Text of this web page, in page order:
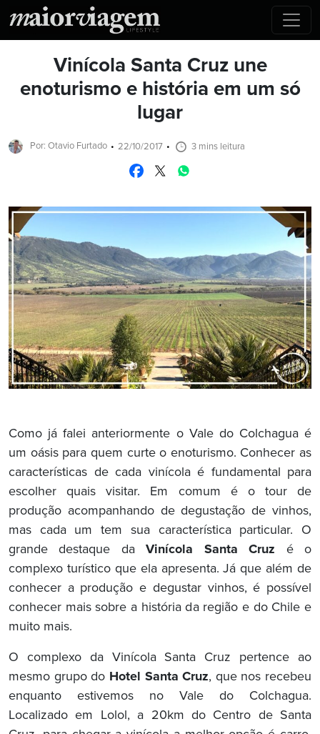
Vinícola Santa Cruz une
enoturismo e história em um só
lugar
Por: Otavio Furtado 22/10/2017 3 mins leitura
Como já falei anteriormente o Vale do Colchagua é
um oásis para quem curte o enoturismo. Conhecer as
características de cada vinícola é fundamental para
escolher quais visitar. Em comum é o tour de
produção acompanhando de degustação de vinhos,
mas cada um tem sua característica particular. O
grande destaque daVinícola Santa Cruz é o
complexo turístico que ela apresenta. Já que além de
conhecer a produção e degustar vinhos, é possível
conhecer mais sobre a história da região e do Chile e
muito mais.
O complexo da Vinícola Santa Cruz pertence ao
mesmo grupo do Hotel Santa Cruz, que nos recebeu
enquanto estivemos no Vale do Colchagua.
Localizado em Lolol, a 20km do Centro de Santa